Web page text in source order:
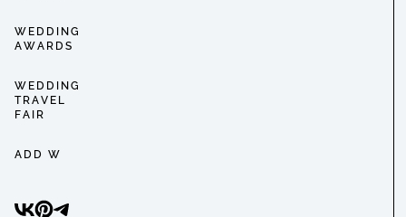
WEDDING
AWARDS
WEDDING
TRAVEL
FAIR
ADD W